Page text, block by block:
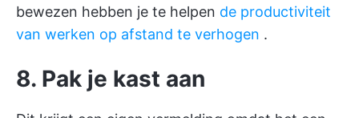
bewezen hebben je te helpen de productiviteit
van werken op afstand te verhogen .
8. Pak je kast aan